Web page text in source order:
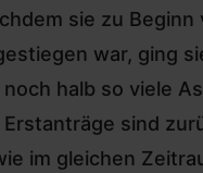
sie zu
war, ging
halb so viele
Erstanträge sind
im gleichen